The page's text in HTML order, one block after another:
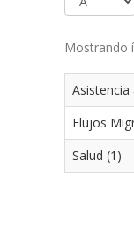
Mostrando
Asistencia
Flujos
Salud (1)